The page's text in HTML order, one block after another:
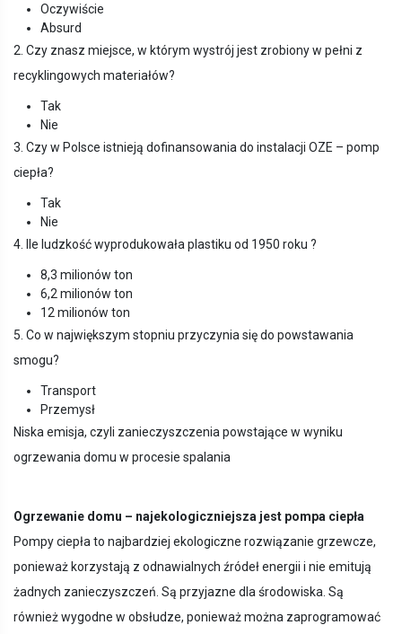
Oczywiście
Absurd
2. Czy znasz miejsce, w którym wystrój jest zrobiony w pełni z
recyklingowych materiałów?
Tak
Nie
3. Czy w Polsce istnieją dofinansowania do instalacji OZE – pomp
ciepła?
Tak
Nie
4. Ile ludzkość wyprodukowała plastiku od 1950 roku ?
8,3 milionów ton
6,2 milionów ton
12 milionów ton
5. Co w największym stopniu przyczynia się do powstawania
smogu?
Transport
Przemysł
Niska emisja, czyli zanieczyszczenia powstające w wyniku
ogrzewania domu w procesie spalania
Ogrzewanie domu – najekologiczniejsza jest pompa ciepła
Pompy ciepła to najbardziej ekologiczne rozwiązanie grzewcze,
ponieważ korzystają z odnawialnych źródeł energii i nie emitują
żadnych zanieczyszczeń. Są przyjazne dla środowiska. Są
również wygodne w obsłudze, ponieważ można zaprogramować